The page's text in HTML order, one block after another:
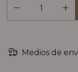
Medios de